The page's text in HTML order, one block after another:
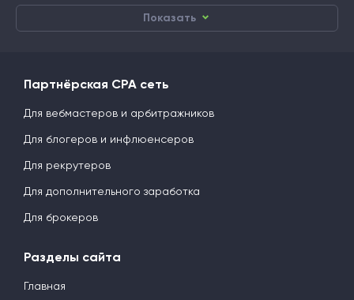
Показать
Партнёрская CPA сеть
Для вебмастеров и арбитражников
Для блогеров и инфлюенсеров
Для рекрутеров
Для дополнительного заработка
Для брокеров
Разделы сайта
Главная